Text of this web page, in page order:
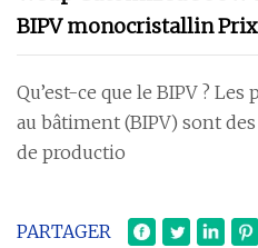
BIPV monocristallin
Qu’est-ce que le BIPV ? Les photovoltaïques intégrés
au bâtiment (BIPV) sont
de productio
PARTAGER